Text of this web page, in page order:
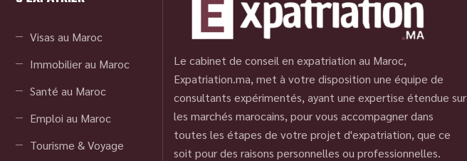
Visas au Maroc
Immobilier au Maroc
Santé au Maroc
Emploi au Maroc
Tourisme & Voyage
Le cabinet de conseil en expatriation au Maroc,
Expatriation.ma, met à votre disposition une équipe de
consultants expérimentés, ayant une expertise étendue sur
les marchés marocains, pour vous accompagner dans
toutes les étapes de votre projet d'expatriation, que ce
soit pour des raisons personnelles ou professionnelles.